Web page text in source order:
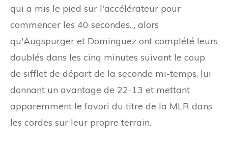
qui a mis le pied sur l'accélérateur pour
commencer les 40 secondes. , alors
qu'Augspurger et Dominguez ont complété leurs
doublés dans les cinq minutes suivant le coup
de sifflet de départ de la seconde mi-temps, lui
donnant un avantage de 22-13 et mettant
apparemment le favori du titre de la MLR dans
les cordes sur leur propre terrain.